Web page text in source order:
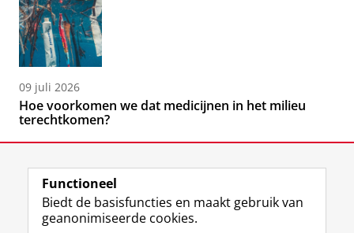
09 juli 2026
Hoe voorkomen we dat medicijnen in het milieu
terechtkomen?
Functioneel
Biedt de basisfuncties en maakt gebruik van
geanonimiseerde cookies.